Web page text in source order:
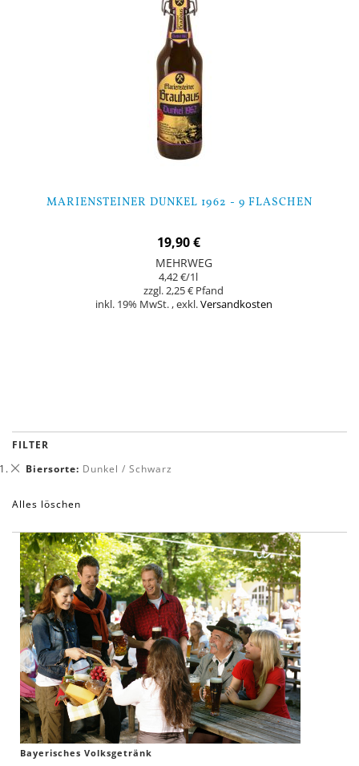
MARIENSTEINER DUNKEL 1962 - 9 FLASCHEN
19,90 €
MEHRWEG
4,42 €/1l
2,25 €
inkl. 19% MwSt. ,exkl.Versandkosten
FILTER
Biersorte Dunkel / Schwarz
Dies
Alles löschen
Bayerisches Volksgetränk